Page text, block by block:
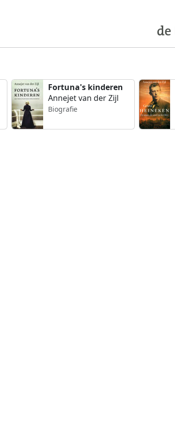
Fortuna's kinderen
Annejet van der Zijl
Biografie